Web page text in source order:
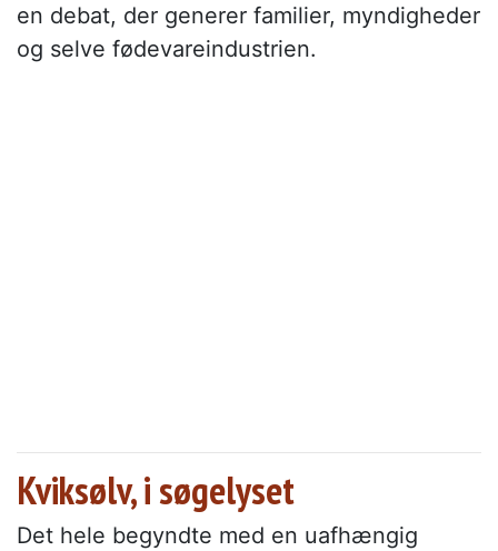
en debat, der generer familier, myndigheder
og selve fødevareindustrien.
Kviksølv, i søgelyset
Det hele begyndte med en uafhængig